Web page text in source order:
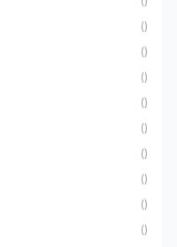
()
()
()
()
()
()
()
()
()